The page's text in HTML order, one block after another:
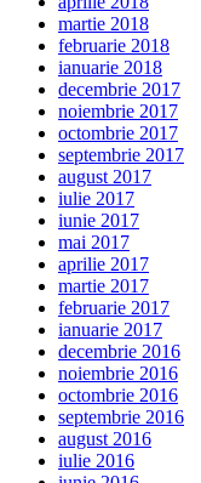
martie 2018
februarie 2018
ianuarie 2018
decembrie 2017
noiembrie 2017
octombrie 2017
septembrie 2017
august 2017
iulie 2017
iunie 2017
mai 2017
aprilie 2017
martie 2017
februarie 2017
ianuarie 2017
decembrie 2016
noiembrie 2016
octombrie 2016
septembrie 2016
august 2016
iulie 2016